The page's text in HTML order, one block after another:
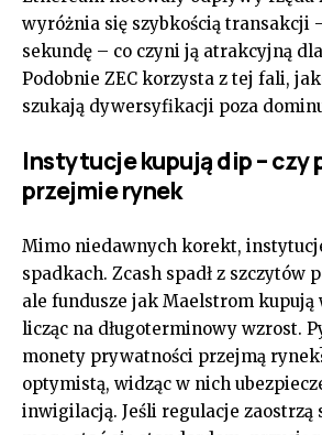
wyróżnia się szybkością transakcji
sekundę – co czyni ją atrakcyjną
Podobnie ZEC korzysta z tej fali,
szukają dywersyfikacji poza
Instytucje kupują dip – czy
przejmie rynek
Mimo niedawnych korekt,
spadkach. Zcash spadł z szczytów
ale fundusze jak Maelstrom kupują
licząc na długoterminowy wzrost.
monety prywatności przejmą
optymistą, widząc w nich
inwigilacją. Jeśli regulacje zaostrzą